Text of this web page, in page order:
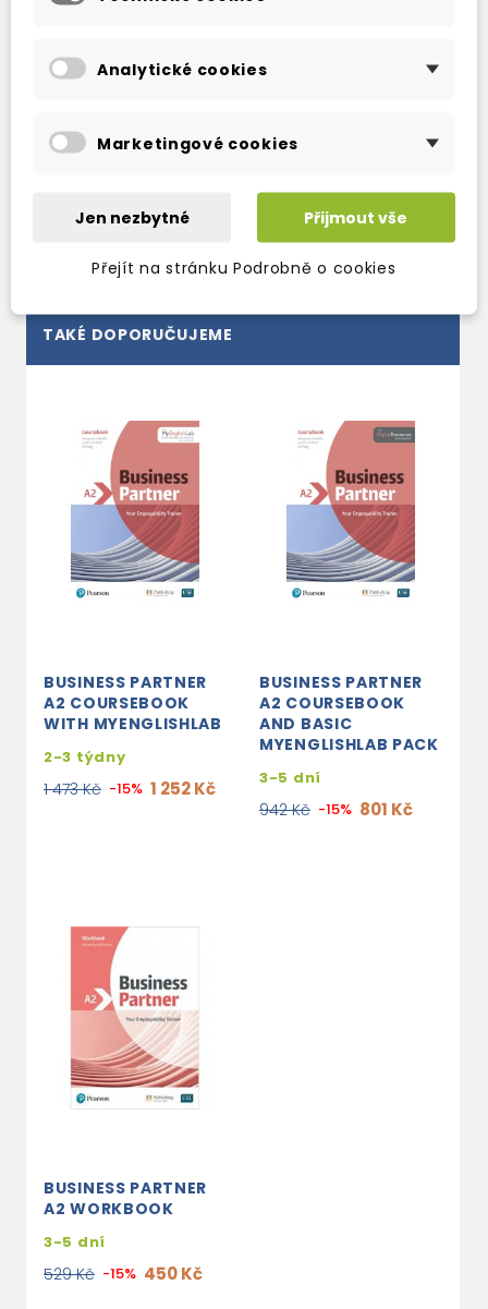
task types (BEC, BULATS, LCCI)
Professional, with automatic gradebook
*tests audio recordings and scripts
TAKÉ DOPORUČUJEME
BUSINESS PARTNER
A2 COURSEBOOK
WITH MYENGLISHLAB
2-3 týdny
1 473 Kč -15% 1 252 Kč
BUSINESS PARTNER
A2 COURSEBOOK
AND BASIC
MYENGLISHLAB PACK
3-5 dní
942 Kč -15% 801 Kč
BUSINESS PARTNER
A2 WORKBOOK
3-5 dní
529 Kč -15% 450 Kč
Analytické cookies
Marketingové cookies
Jen nezbytné Přijmout vše
Přejít na stránku Podrobně o cookies